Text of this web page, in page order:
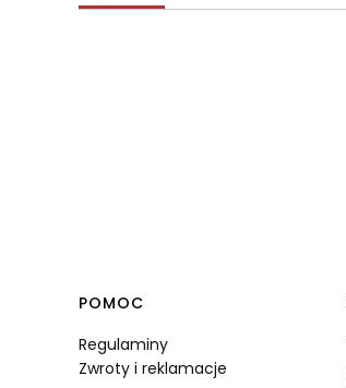
Linki w stopce
POMOC
Regulaminy
Zwroty i reklamacje